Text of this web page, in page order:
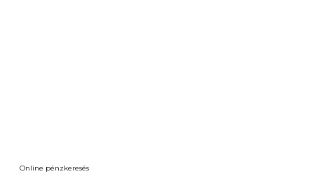
Online pénzkeresés